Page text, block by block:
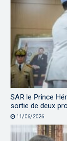
SAR le Prince
sortie de deux
11/06/2026